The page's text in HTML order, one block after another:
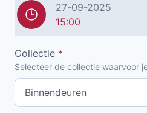
27-09-2025
15:00
Collectie *
Selecteer de collectie waarvoor